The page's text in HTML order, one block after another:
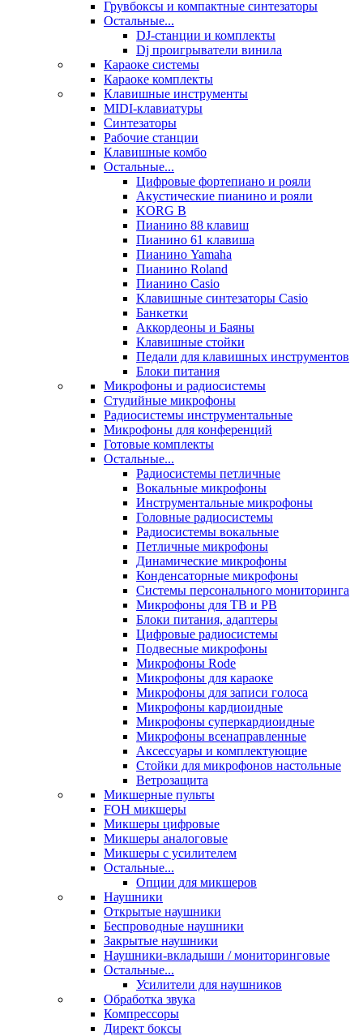
Грувбоксы и компактные синтезаторы
Остальные...
DJ-станции и комплекты
Dj проигрыватели винила
Караоке системы
Караоке комплекты
Клавишные инструменты
MIDI-клавиатуры
Синтезаторы
Рабочие станции
Клавишные комбо
Остальные...
Цифровые фортепиано и рояли
Акустические пианино и рояли
KORG B
Пианино 88 клавиш
Пианино 61 клавиша
Пианино Yamaha
Пианино Roland
Пианино Casio
Клавишные синтезаторы Casio
Банкетки
Аккордеоны и Баяны
Клавишные стойки
Педали для клавишных инструментов
Блоки питания
Микрофоны и радиосистемы
Студийные микрофоны
Радиосистемы инструментальные
Микрофоны для конференций
Готовые комплекты
Остальные...
Радиосистемы петличные
Вокальные микрофоны
Инструментальные микрофоны
Головные радиосистемы
Радиосистемы вокальные
Петличные микрофоны
Динамические микрофоны
Конденсаторные микрофоны
Системы персонального мониторинга
Микрофоны для ТВ и РВ
Блоки питания, адаптеры
Цифровые радиосистемы
Подвесные микрофоны
Микрофоны Rode
Микрофоны для караоке
Микрофоны для записи голоса
Микрофоны кардиоидные
Микрофоны суперкардиоидные
Микрофоны всенаправленные
Аксессуары и комплектующие
Стойки для микрофонов настольные
Ветрозащита
Микшерные пульты
FOH микшеры
Микшеры цифровые
Микшеры аналоговые
Микшеры с усилителем
Остальные...
Опции для микшеров
Наушники
Открытые наушники
Беспроводные наушники
Закрытые наушники
Наушники-вкладыши / мониторинговые
Остальные...
Усилители для наушников
Обработка звука
Компрессоры
Директ боксы